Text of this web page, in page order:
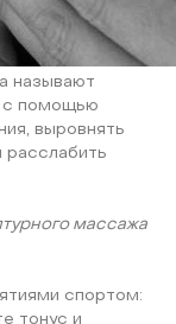
называют
с помощью
выровнять
расслабить
массажа
спортом:
тонус и